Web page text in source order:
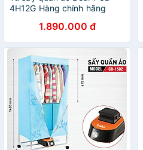
4H12G Hàng chính hãng
1.890.000 đ